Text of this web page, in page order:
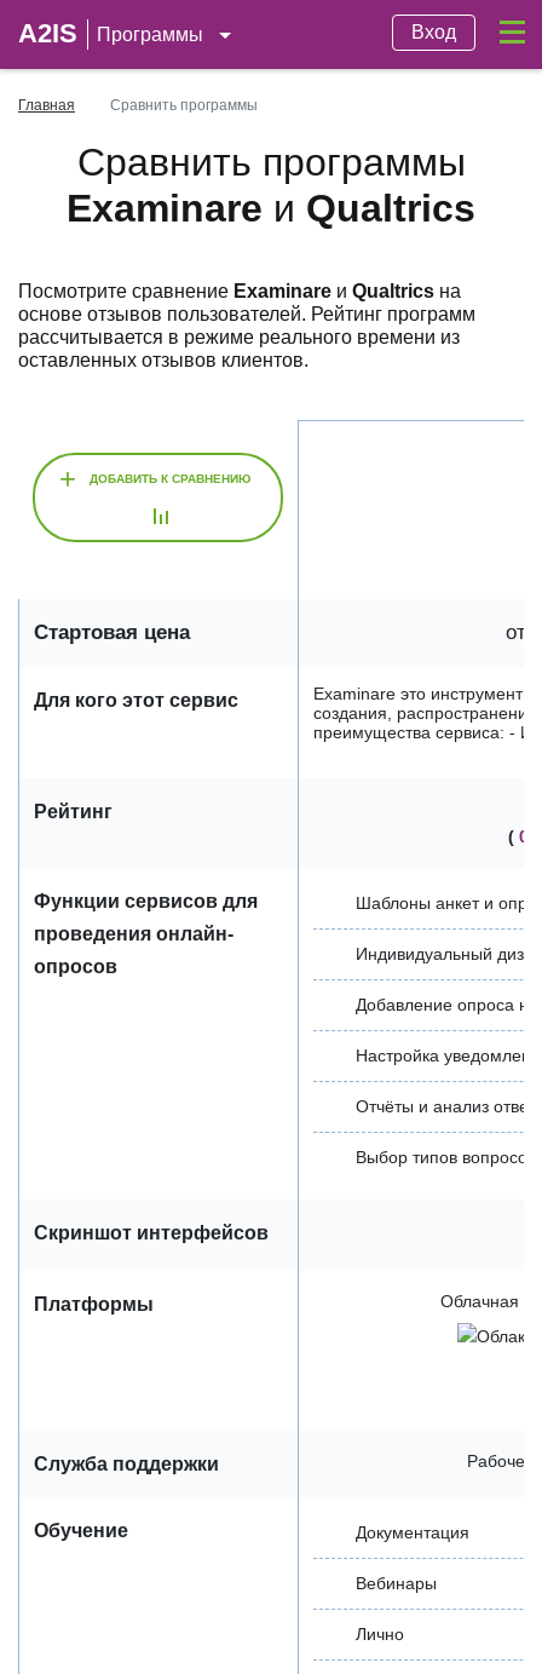
A2IS Программы Вход
Главная Сравнить программы
Сравнить программы
Examinare и Qualtrics
Посмотрите сравнение Examinare и Qualtrics на
основе отзывов пользователей. Рейтинг программ
рассчитывается в режиме реального времени из
оставленных отзывов клиентов.
+ ДОБАВИТЬ К СРАВНЕНИЮ
Стартовая цена от
Для кого этот сервис
Examinare это инструмент
создания,
преимущества сервиса: -
Рейтинг
( 0
Функции сервисов для
проведения онлайн-
опросов
Шаблоны анкет и
Индивидуальный
Добавление опроса на
Настройка
Отчёты и анализ
Выбор типов вопросов
Скриншот интерфейсов
Платформы Облачная /
Служба поддержки Рабочее
Обучение Документация
Вебинары
Лично